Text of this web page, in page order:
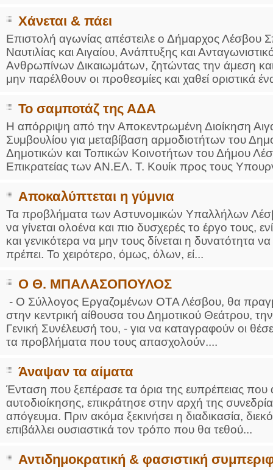
Χάνεται & πάει
Επιστολή αγωνίας απέστειλε ο Δήμαρχος Λέσβου
Ναυτιλίας και Αιγαίου, Ανάπτυξης και
Ανθρωπίνων Δικαιωμάτων, ζητώντας την άμεση
μην παρέλθουν οι προθεσμίες και χαθεί οριστικά
Το σαμποτάζ της ΑΔΑ
Η απόρριψη από την Αποκεντρωμένη Διοίκηση
Συμβουλίου για μεταβίβαση αρμοδιοτήτων του
Δημοτικών και Τοπικών Κοινοτήτων του Δήμου
Επικρατείας των ΑΝ.ΕΛ. Τ. Κουίκ προς τους
Αποκαλύπτεται η γύμνια
Τα προβλήματα των Αστυνομικών Υπαλλήλων
να γίνεται ολοένα και πιο δυσχερές το έργο τους,
και γενικότερα να μην τους δίνεται η
πρέπει. Το χειρότερο, όμως, όλων, εί...
Ο Θ. ΜΠΑΛΑΣΟΠΟΥΛΟΣ
- Ο Σύλλογος Εργαζομένων ΟΤΑ Λέσβου, θα
στην κεντρική αίθουσα του Δημοτικού Θεάτρου,
Γενική Συνέλευσή του, - για να καταγραφούν οι
τα προβλήματα που τους απασχολούν....
Άναψαν τα αίματα
Ένταση που ξεπέρασε τα όρια της ευπρέπειας που
αυτοδιοίκησης, επικράτησε στην αρχή της
απόγευμα. Πριν ακόμα ξεκινήσει η διαδικασία,
επιβάλλει ουσιαστικά τον τρόπο που θα τεθού...
Αντιδημοκρατική & φασιστική